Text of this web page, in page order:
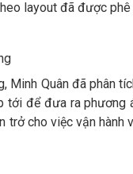
layout đã được
Quân đã phân
để đưa ra phương
trở cho việc vận hành